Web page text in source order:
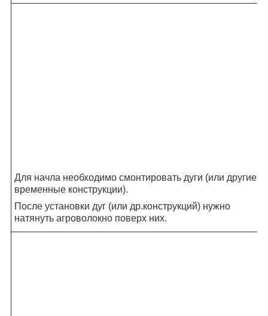
Для начла необходимо смонтировать дуги (или другие
временные конструкции).
После установки дуг (или др.конструкций) нужно
натянуть агроволокно поверх них.